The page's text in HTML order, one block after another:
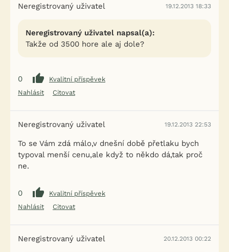
Neregistrovaný uživatel 19.12.2013 18:33
Neregistrovaný uživatel napsal(a):
Takže od 3500 hore ale aj dole?
0
Kvalitní příspěvek
Nahlásit
Citovat
Neregistrovaný uživatel 19.12.2013 22:53
To se Vám zdá málo,v dnešní době přetlaku bych
typoval menší cenu,ale když to někdo dá,tak proč
ne.
0
Kvalitní příspěvek
Nahlásit
Citovat
Neregistrovaný uživatel 20.12.2013 00:22